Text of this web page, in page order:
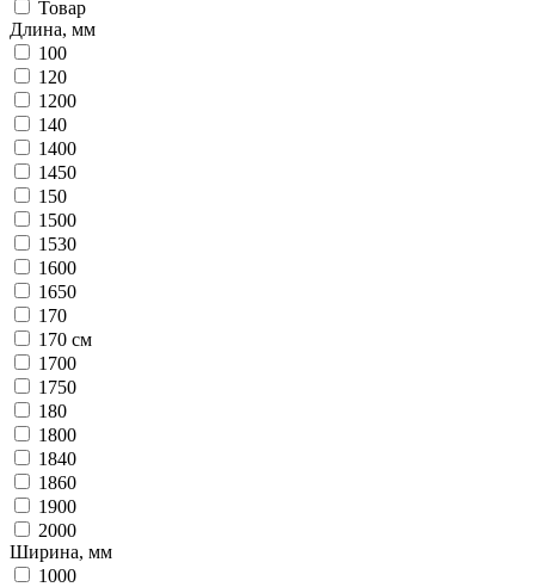
Товар
Длина, мм
100
120
1200
140
1400
1450
150
1500
1530
1600
1650
170
170 см
1700
1750
180
1800
1840
1860
1900
2000
Ширина, мм
1000